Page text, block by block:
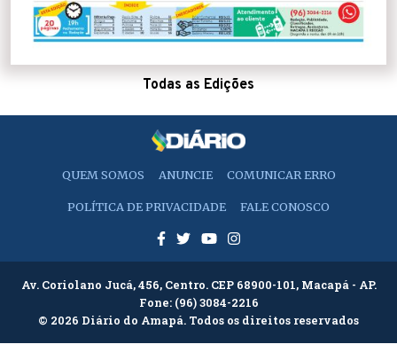
Todas as Edições
QUEM SOMOS ANUNCIE COMUNICAR ERRO
POLÍTICA DE PRIVACIDADE FALE CONOSCO
Av. Coriolano Jucá, 456, Centro. CEP 68900-101, Macapá - AP.
Fone: (96) 3084-2216
© 2026 Diário do Amapá. Todos os direitos reservados